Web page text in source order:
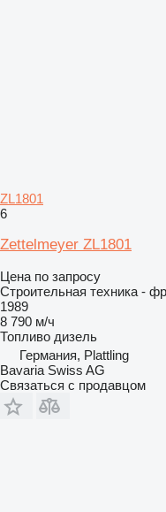
ZL1801
6
Zettelmeyer ZL1801
Цена по запросу
Строительная техника -
1989
8 790 м/ч
Топливо дизель
Германия, Plattling
Bavaria Swiss AG
Связаться с продавцом